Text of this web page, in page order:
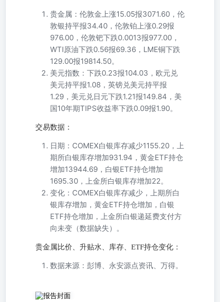
贵金属：伦敦金上涨15.05报3071.60，伦
敦银持平报34.40，伦敦铂上涨0.29报
976.00，伦敦钯下跌0.0013报977.00，
WTI原油下跌0.56报69.36，LME铜下跌
129.00报19814.50。
美元指数：下跌0.23报104.03，欧元兑
美元持平报1.08，英镑兑美元持平报
1.29，美元兑日元下跌1.21报149.84，美
国10年期TIPS收益率下跌0.09报1.90。
交易数据：
日期：COMEX白银库存减少1155.20，上
期所白银库存增加931.94，黄金ETF持仓
增加13944.69，白银ETF持仓增加
1695.30，上金所白银库存增加22。
变化：COMEX白银库存减少，上期所白
银库存增加，黄金ETF持仓增加，白银
ETF持仓增加，上金所白银递延费支付方
向未变（数据缺失）。
贵金属比价、升贴水、库存、ETF持仓变化：
数据来源：彭博、永安源点资讯、万得。
-0.09 -1.21 -0.00 0.00 1.90 149.84 1.29 1.08 美国10年期TIPS